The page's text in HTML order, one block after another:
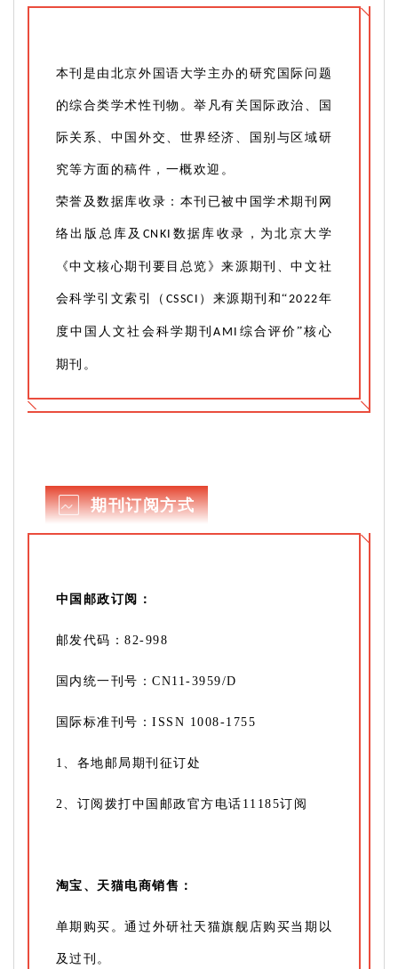
本刊是由北京外国语大学主办的研究国际问题
的综合类学术性刊物。举凡有关国际政治、国
际关系、中国外交、世界经济、国别与区域研
究等方面的稿件，一概欢迎。
荣誉及数据库收录：本刊已被中国学术期刊网
络出版总库及 CNKI 数据库收录，为北京大学
《中文核心期刊要目总览》来源期刊、中文社
会科学引文索引（ CSSCI ）来源期刊和“2022年
度中国人文社会科学期刊AMI 综合评价”核心
期刊。
期刊订阅方式
中国邮政订阅：
邮发代码： 82-998
国内统一刊号：CN11-3959/D
国际标准刊号：ISSN 1008-1755
1、各地邮局期刊征订处
2、订阅拨打中国邮政官方电话11185订阅
淘宝、天猫电商销售：
单期购买。通过外研社天猫旗舰店购买当期以
及过刊。